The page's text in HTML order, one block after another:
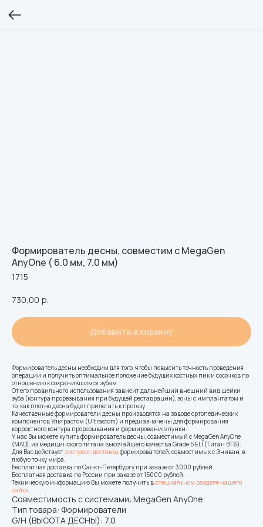
Формирователь десны, совместим с MegaGen
AnyOne ( 6.0 мм, 7.0 мм)
1715
730,00 р.
Добавить в корзину
Формирователь десны необходим для того, чтобы повысить точность проведения
операции и получить оптимальное положение будущих костных пик и сосочков по
отношению к сохранившимся зубам.
От его правильного использования зависит дальнейший внешний вид шейки
зуба (контура прорезывания при будущей реставрации), зоны с имплантатом и
то, как плотно десна будет прилегать к протезу.
Качественные формирователи десны производятся на заводе ортопедических
компонентов Ультрастом (Ultrastom) и предназначены для формирования
корректного контура прорезывания и формированию лунки.
У нас Вы можете купить формирователь десны, совместимый с MegaGen AnyOne
(MAO), из медицинского титана высочайшего качества Grade 5 ELI (Титан ВТ6).
Для Вас действуетэкспресс-доставка формирователей, совместимых с Эниван, в
любую точку мира.
Бесплатная доставка по Санкт-Петербургу при заказе от 3000 рублей.
Бесплатная доставка по России при заказе от 15000 рублей.
Техническую информацию Вы можете получить вспециальном разделе нашего
сайта.
Совместимость с системами: MegaGen AnyOne
Тип товара: Формирователи
G/H (ВЫСОТА ДЕСНЫ): 7.0